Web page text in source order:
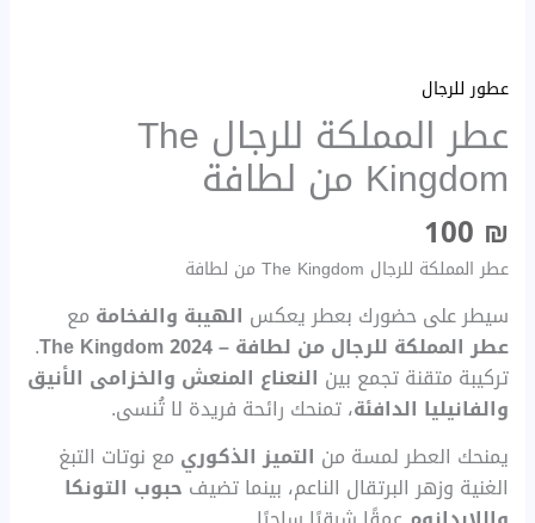
عطور للرجال
عطر المملكة للرجال The
Kingdom من لطافة
100 ₪
عطر المملكة للرجال The Kingdom من لطافة
سيطر على حضورك بعطر يعكس الهيبة والفخامة مع
عطر المملكة للرجال من لطافة – The Kingdom 2024
.
تركيبة متقنة تجمع بين النعناع المنعش والخزامى الأنيق
والفانيليا الدافئة، تمنحك رائحة فريدة لا تُنسى.
يمنحك العطر لمسة من التميز الذكوري مع نوتات التبغ
الغنية وزهر البرتقال الناعم، بينما تضيف حبوب التونكا